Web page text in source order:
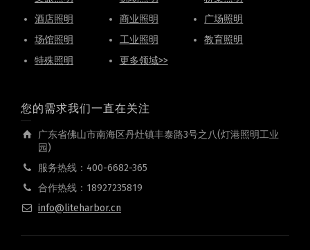
酒店照明
商业照明
广场照明
场馆照明
工业照明
教育照明
特殊照明
更多领域>>
您的需求我们一直在关注
广东省佛山市南海区丹灶镇丰泰路3号之八(灯港照明工业
园)
服务热线：400-6682-365
合作热线：18927235819
info@liteharbor.cn